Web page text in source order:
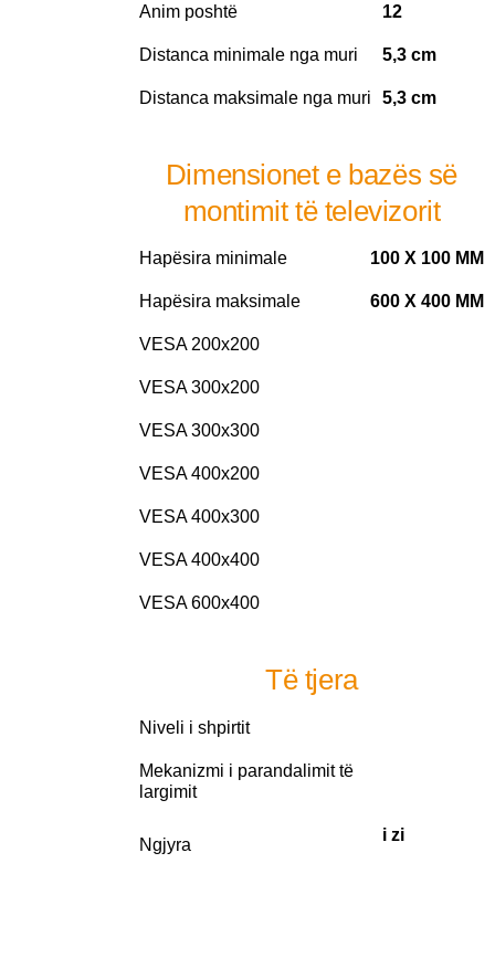
Anim poshtë 12
Distanca minimale nga muri 5,3 cm
Distanca maksimale nga muri 5,3 cm
Dimensionet e bazës së
montimit të televizorit
Hapësira minimale 100 X 100 MM
Hapësira maksimale 600 X 400 MM
VESA 200x200
VESA 300x200
VESA 300x300
VESA 400x200
VESA 400x300
VESA 400x400
VESA 600x400
Të tjera
Niveli i shpirtit
Mekanizmi i parandalimit të
largimit
Ngjyra
i zi